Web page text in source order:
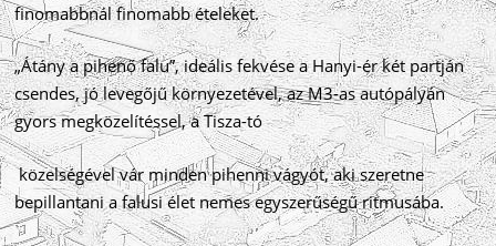
finomabbnál finomabb ételeket.
„Átány a pihenő falu”, ideális fekvése a Hanyi-ér két partján
csendes, jó levegőjű környezetével, az M3-as autópályán
gyors megközelítéssel, a Tisza-tó
közelségével vár minden pihenni vágyót, aki szeretne
bepillantani a falusi élet nemes egyszerűségű ritmusába.